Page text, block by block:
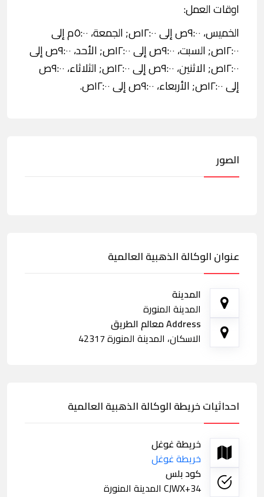
اوقات العمل:
الخميس، ٩:٠٠ص إلى ١٢:٠٠ص; الجمعة، ٥:٠٠م إلى
١٢:٠٠ص; السبت، ٩:٠٠ص إلى ١٢:٠٠ص; الأحد، ٩:٠٠ص إلى
١٢:٠٠ص; الاثنين، ٩:٠٠ص إلى ١٢:٠٠ص; الثلاثاء، ٩:٠٠ص
إلى ١٢:٠٠ص; الأربعاء، ٩:٠٠ص إلى ١٢:٠٠ص.
الصور
عنوان الوكالة الذهبية العالمية
المدينة
المدينة المنورة
Address معالم الطريق
الاسكان، المدينة المنورة 42317
احداثيات خريطة الوكالة الذهبية العالمية
خريطة غوغل
خريطة غوغل
كود بلس
CJWX+34 المدينة المنورة